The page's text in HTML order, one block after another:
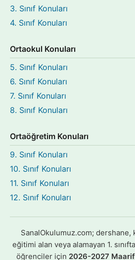
3. Sınıf Konuları
4. Sınıf Konuları
Ortaokul Konuları
5. Sınıf Konuları
6. Sınıf Konuları
7. Sınıf Konuları
8. Sınıf Konuları
Ortaöğretim Konuları
9. Sınıf Konuları
10. Sınıf Konuları
11. Sınıf Konuları
12. Sınıf Konuları
SanalOkulumuz.com; dershane,
eğitimi alan veya alamayan 1.
öğrenciler için 2026-2027